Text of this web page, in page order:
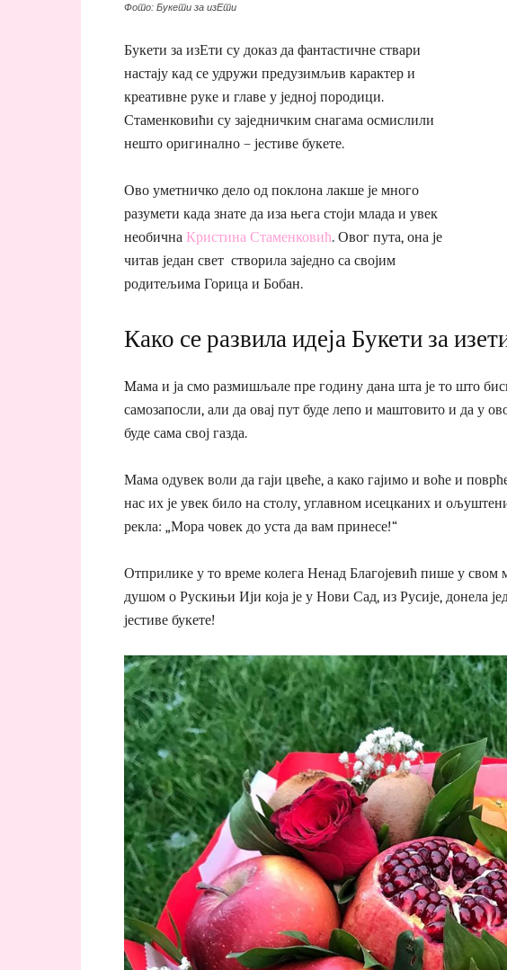
Фото: Букети за изЕти
Букети за изЕти су доказ да фантастичне ствари
настају кад се удружи предузимљив карактер и
креативне руке и главе у једној породици.
Стаменковићи су заједничким снагама осмислили
нешто оригинално – јестиве букете.
Ово уметничко дело од поклона лакше је много
разумети када знате да иза њега стоји млада и увек
необична Кристина Стаменковић. Овог пута, она је
читав један свет створила заједно са својим
родитељима Горица и Бобан.
Како сe развила идеја Букети за
Mама и ја смо размишљале пре годину дана шта је то што
самозапосли, али да овај пут буде лепо и маштовито и да у
буде сама свој газда.
Мама одувек воли да гаји цвеће, а како гајимо и воће и
нас их је увек било на столу, углавном исецканих и
рекла: „Мора човек до уста да вам принесе!“
Отприлике у то време колега Ненад Благојевић пише у свом
душом о Рускињи Ији која је у Нови Сад, из Русије, донела
јестиве букете!